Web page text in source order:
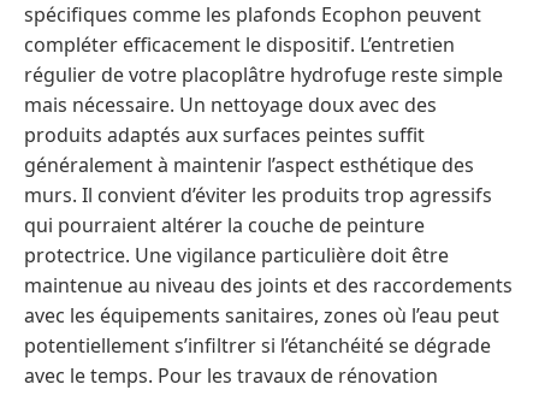
spécifiques comme les plafonds Ecophon peuvent
compléter efficacement le dispositif. L’entretien
régulier de votre placoplâtre hydrofuge reste simple
mais nécessaire. Un nettoyage doux avec des
produits adaptés aux surfaces peintes suffit
généralement à maintenir l’aspect esthétique des
murs. Il convient d’éviter les produits trop agressifs
qui pourraient altérer la couche de peinture
protectrice. Une vigilance particulière doit être
maintenue au niveau des joints et des raccordements
avec les équipements sanitaires, zones où l’eau peut
potentiellement s’infiltrer si l’étanchéité se dégrade
avec le temps. Pour les travaux de rénovation